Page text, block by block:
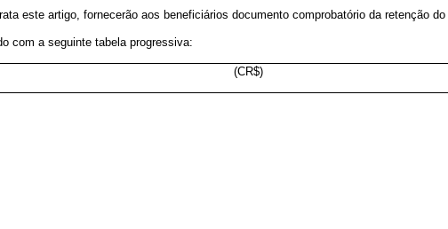
artigo, fornecerão aos beneficiários documento comprobatório da retenção do
com a seguinte tabela progressiva:
(CR$)